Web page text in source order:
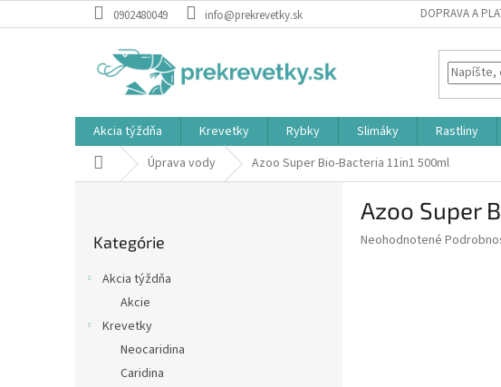
na
0902480049 info@prekrevetky.sk DOPRAVA A
Akcia týždňa Krevetky Rybky Slimáky Rastliny
DomovÚprava vody Azoo Super Bio-Bacteria 11in1 500ml
kategórie
Kategórie
Akcia týždňa
Akcie
Krevetky
Neocaridina
Caridina
Azoo Super
Priemerné
Neohodnotené